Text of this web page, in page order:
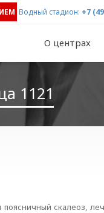
Водный стадион: +7
О центрах
1121
поясничный скалеоз,